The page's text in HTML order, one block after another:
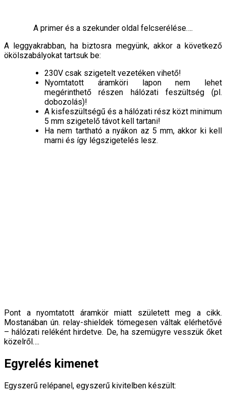
A primer és a szekunder oldal felcserélése….
A leggyakrabban, ha biztosra megyünk, akkor a következő
ökölszabályokat tartsuk be:
230V csak szigetelt vezetéken vihető!
Nyomtatott áramköri lapon nem lehet
megérinthető részen hálózati feszültség (pl.
dobozolás)!
A kisfeszültségű és a hálózati rész közt minimum
5 mm szigetelő távot kell tartani!
Ha nem tartható a nyákon az 5 mm, akkor ki kell
marni és így légszigetelés lesz.
Pont a nyomtatott áramkör miatt született meg a cikk.
Mostanában ún. relay-shieldek tömegesen váltak elérhetővé
– hálózati reléként hirdetve. De, ha szemügyre vesszük őket
közelről….
Egyrelés kimenet
Egyszerű relépanel, egyszerű kivitelben készült: